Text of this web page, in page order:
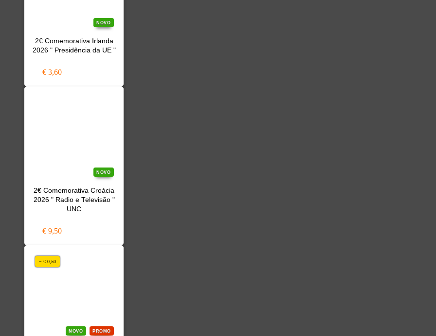
NOVO
2€ Comemorativa Irlanda
2026 " Presidência da UE "
€ 3,60
NOVO
2€ Comemorativa Croácia
2026 " Radio e Televisão "
UNC
€ 9,50
NOVO PROMO
− € 0,50